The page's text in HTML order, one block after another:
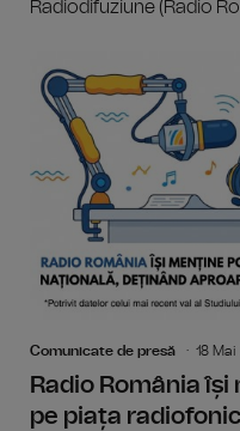
Radiodifuziune (Radio
Comunicate de presă 18 Mai
Radio România
pe piața